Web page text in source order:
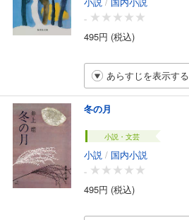
-
495円 (税込)
あらすじを表示する
冬の月
小説・文芸
小説 / 国内小説
-
495円 (税込)